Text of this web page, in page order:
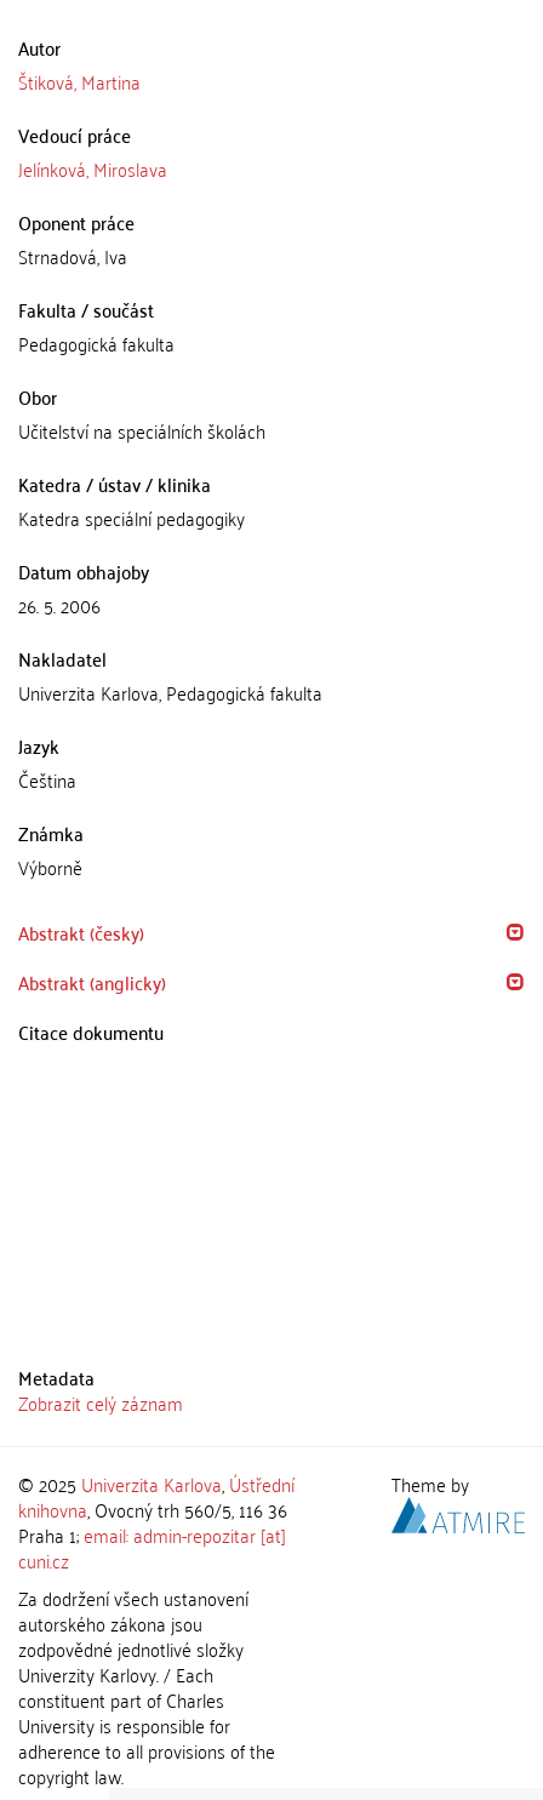
Autor
Štiková, Martina
Vedoucí práce
Jelínková, Miroslava
Oponent práce
Strnadová, Iva
Fakulta / součást
Pedagogická fakulta
Obor
Učitelství na speciálních školách
Katedra / ústav / klinika
Katedra speciální pedagogiky
Datum obhajoby
26. 5. 2006
Nakladatel
Univerzita Karlova, Pedagogická fakulta
Jazyk
Čeština
Známka
Výborně
Abstrakt (česky)
Abstrakt (anglicky)
Citace dokumentu
Metadata
Zobrazit celý záznam
© 2025 Univerzita Karlova,Ústřední
knihovna, Ovocný trh 560/5, 116 36
Praha 1;email: admin-repozitar [at]
cuni.cz
Za dodržení všech ustanovení
autorského zákona jsou
zodpovědné jednotlivé složky
Univerzity Karlovy. / Each
constituent part of Charles
University is responsible for
adherence to all provisions of the
copyright law.
Theme by